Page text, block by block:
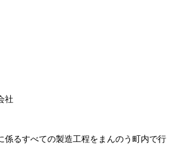
社
係るすべての製造工程をまんのう町内で行